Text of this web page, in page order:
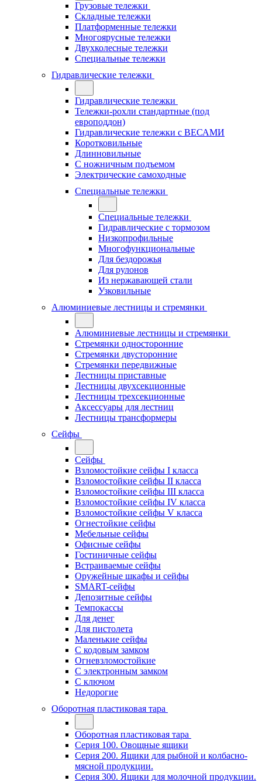
Грузовые тележки
Складные тележки
Платформенные тележки
Многоярусные тележки
Двухколесные тележки
Специальные тележки
Гидравлические тележки
Гидравлические тележки
Тележки-рохли стандартные (под
европоддон)
Гидравлические тележки с ВЕСАМИ
Коротковильные
Длинновильные
С ножничным подъемом
Электрические самоходные
Специальные тележки
Специальные тележки
Гидравлические с тормозом
Низкопрофильные
Многофункциональные
Для бездорожья
Для рулонов
Из нержавающей стали
Узковильные
Алюминиевые лестницы и стремянки
Алюминиевые лестницы и стремянки
Стремянки односторонние
Стремянки двусторонние
Стремянки передвижные
Лестницы приставные
Лестницы двухсекционные
Лестницы трехсекционные
Аксессуары для лестниц
Лестницы трансформеры
Сейфы
Сейфы
Взломостойкие сейфы I класса
Взломостойкие сейфы II класса
Взломостойкие сейфы III класса
Взломостойкие сейфы IV класса
Взломостойкие сейфы V класса
Огнестойкие сейфы
Мебельные сейфы
Офисные сейфы
Гостиничные сейфы
Встраиваемые сейфы
Оружейные шкафы и сейфы
SMART-сейфы
Депозитные сейфы
Темпокассы
Для денег
Для пистолета
Маленькие сейфы
С кодовым замком
Огневзломостойкие
С электронным замком
С ключом
Недорогие
Оборотная пластиковая тара
Оборотная пластиковая тара
Серия 100. Овощные ящики
Серия 200. Ящики для рыбной и колбасно-
мясной продукции.
Серия 300. Ящики для молочной продукции.